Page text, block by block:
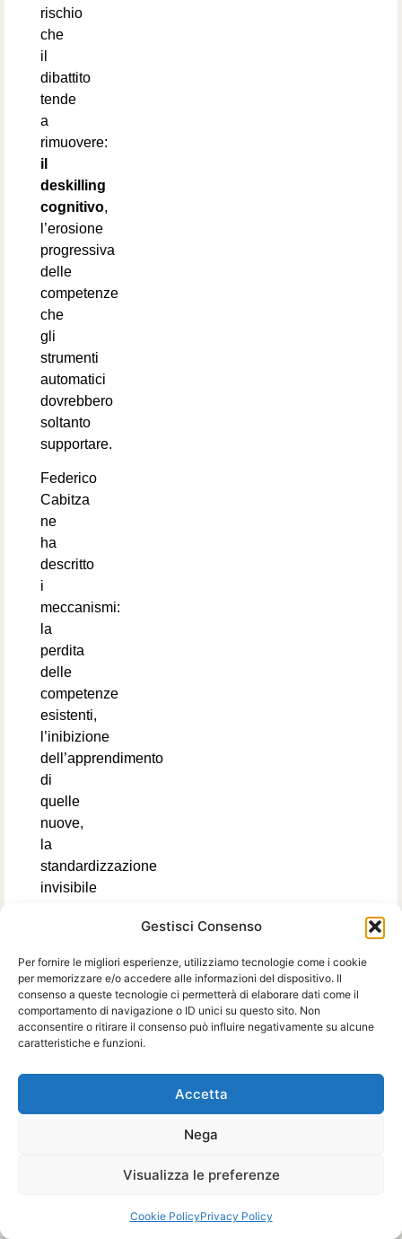
Gestisci Consenso
Per fornire le migliori esperienze, utilizziamo tecnologie come i cookie
per memorizzare e/o accedere alle informazioni del dispositivo. Il
consenso a queste tecnologie ci permetterà di elaborare dati come il
comportamento di navigazione o ID unici su questo sito. Non
acconsentire o ritirare il consenso può influire negativamente su alcune
caratteristiche e funzioni.
Accetta
Nega
Visualizza le preferenze
Cookie PolicyPrivacy Policy
rischio
che
il
dibattito
tende
a
rimuovere:
il
deskilling
cognitivo,
l’erosione
progressiva
delle
competenze
che
gli
strumenti
automatici
dovrebbero
soltanto
supportare.
Federico
Cabitza
ne
ha
descritto
i
meccanismi:
la
perdita
delle
competenze
esistenti,
l’inibizione
dell’apprendimento
di
quelle
nuove,
la
standardizzazione
invisibile
migliaia
di
professionisti
convergono,